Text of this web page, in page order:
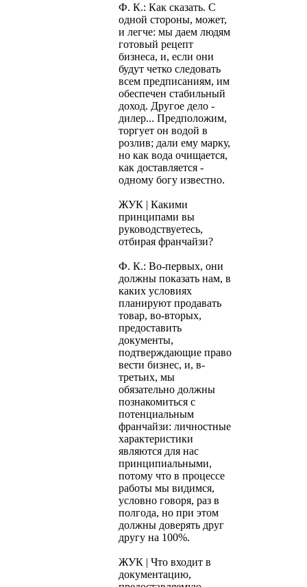
Ф. К.: Как сказать. С
одной стороны, может,
и легче: мы даем людям
готовый рецепт
бизнеса, и, если они
будут четко следовать
всем предписаниям, им
обеспечен стабильный
доход. Другое дело -
дилер... Предположим,
торгует он водой в
розлив; дали ему марку,
но как вода очищается,
как доставляется -
одному богу известно.
ЖУК | Какими
принципами вы
руководствуетесь,
отбирая франчайзи?
Ф. К.: Во-первых, они
должны показать нам, в
каких условиях
планируют продавать
товар, во-вторых,
предоставить
документы,
подтверждающие право
вести бизнес, и, в-
третьих, мы
обязательно должны
познакомиться с
потенциальным
франчайзи: личностные
характеристики
являются для нас
принципиальными,
потому что в процессе
работы мы видимся,
условно говоря, раз в
полгода, но при этом
должны доверять друг
другу на 100%.
ЖУК | Что входит в
документацию,